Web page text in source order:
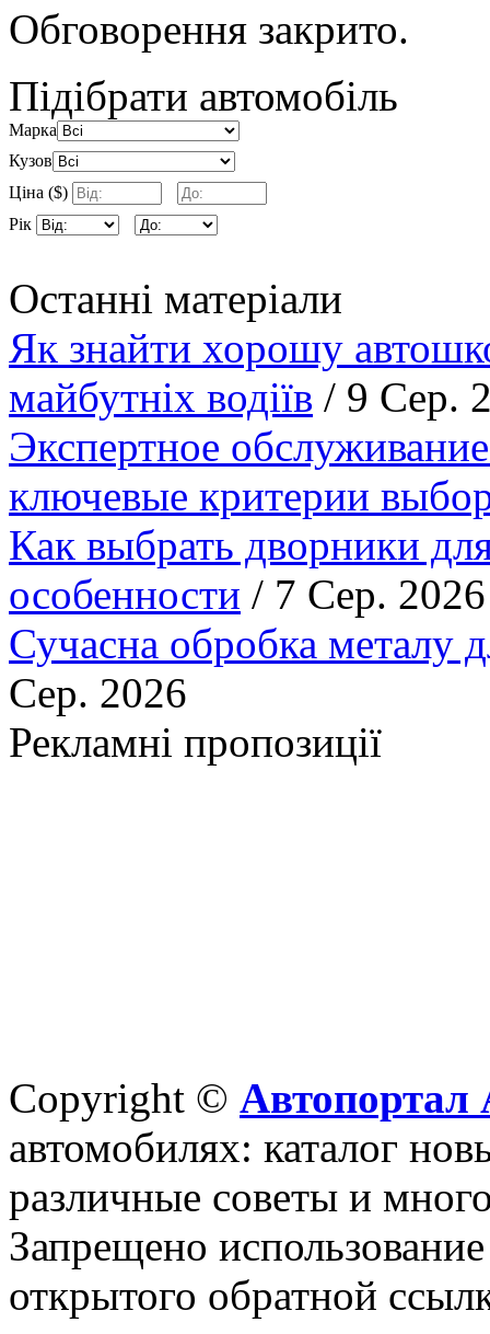
Обговорення закрито.
Підібрати автомобіль
Марка
Кузов
Ціна ($)
Рік
Останні матеріали
Як знайти хорошу
майбутніх водіїв / 9 Сер.
Экспертное
ключевые критерии
Как выбрать дворники
особенности / 7 Сер. 2026
Сучасна обробка металу
Сер. 2026
Рекламні пропозиції
Copyright © Автопортал
автомобилях: каталог
различные советы и
Запрещено
открытого обратной